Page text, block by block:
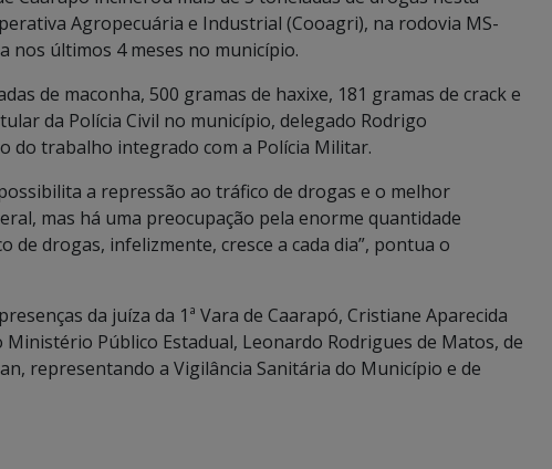
Agropecuária e Industrial (Cooagri), na rodovia MS-
nos últimos 4 meses no município.
de maconha, 500 gramas de haxixe, 181 gramas de crack e
da Polícia Civil no município, delegado Rodrigo
do trabalho integrado com a Polícia Militar.
a repressão ao tráfico de drogas e o melhor
mas há uma preocupação pela enorme quantidade
de drogas, infelizmente, cresce a cada dia”, pontua o
da juíza da 1ª Vara de Caarapó, Cristiane Aparecida
Público Estadual, Leonardo Rodrigues de Matos, de
representando a Vigilância Sanitária do Município e de